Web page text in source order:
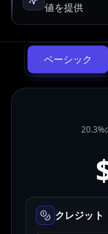
値を提供
ベーシック
20.3%
クレジット